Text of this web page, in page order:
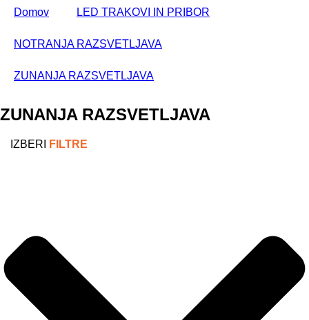
Domov LED TRAKOVI IN PRIBOR
NOTRANJA RAZSVETLJAVA
ZUNANJA RAZSVETLJAVA
ZUNANJA RAZSVETLJAVA
IZBERI FILTRE